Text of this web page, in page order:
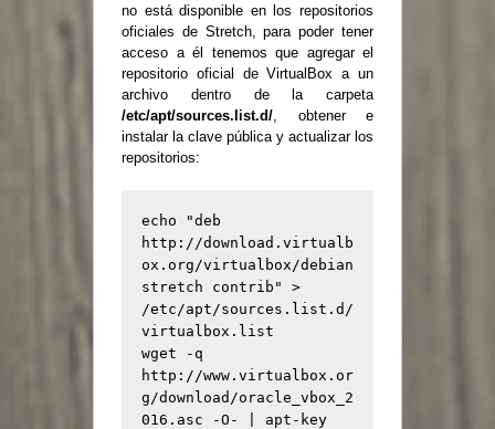
no está disponible en los repositorios
oficiales de Stretch, para poder tener
acceso a él tenemos que agregar el
repositorio oficial de VirtualBox a un
archivo dentro de la carpeta
/etc/apt/sources.list.d/, obtener e
instalar la clave pública y actualizar los
repositorios:
echo "deb
http://download.virtualb
ox.org/virtualbox/debian
stretch contrib" >
/etc/apt/sources.list.d/
virtualbox.list
wget -q
http://www.virtualbox.or
g/download/oracle_vbox_2
016.asc -O- | apt-key